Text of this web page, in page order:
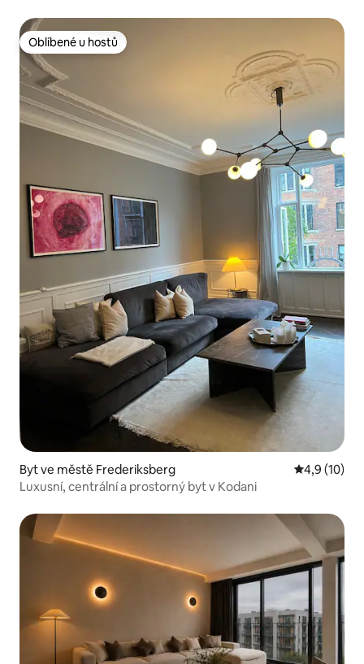
Oblíbené u hostů
Oblíbené u hostů
Byt ve městě Frederiksberg Průměrné
4,9 (10)
Luxusní, centrální a prostorný byt v Kodani